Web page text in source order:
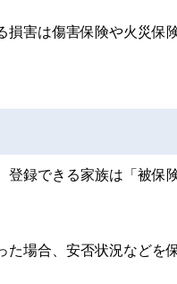
損害は傷害保険や火災保
登録できる家族は「被保
た場合、安否状況などを